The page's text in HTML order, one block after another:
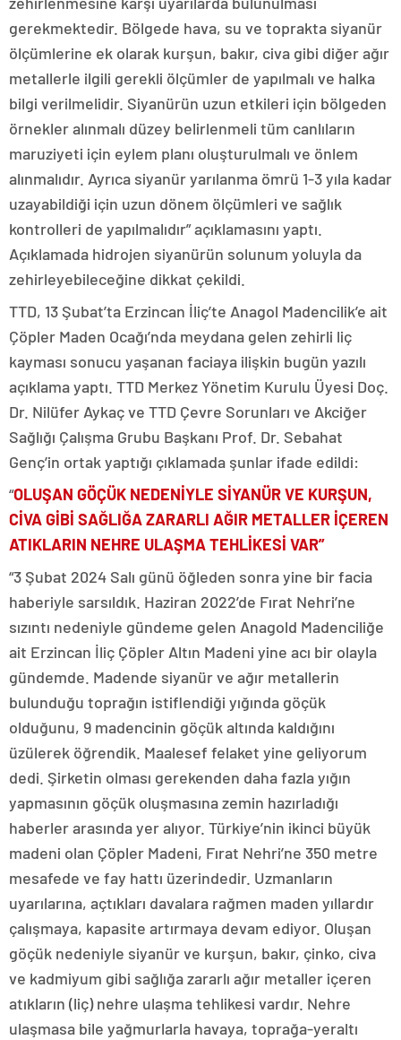
gerekmektedir. Bölgede hava, su ve toprakta siyanür
ölçümlerine ek olarak kurşun, bakır, civa gibi diğer ağır
metallerle ilgili gerekli ölçümler de yapılmalı ve halka
bilgi verilmelidir. Siyanürün uzun etkileri için bölgeden
örnekler alınmalı düzey belirlenmeli tüm canlıların
maruziyeti için eylem planı oluşturulmalı ve önlem
alınmalıdır. Ayrıca siyanür yarılanma ömrü 1-3 yıla kadar
uzayabildiği için uzun dönem ölçümleri ve sağlık
kontrolleri de yapılmalıdır” açıklamasını yaptı.
Açıklamada hidrojen siyanürün solunum yoluyla da
zehirleyebileceğine dikkat çekildi.
TTD, 13 Şubat’ta Erzincan İliç’te Anagol Madencilik’e ait
Çöpler Maden Ocağı’nda meydana gelen zehirli liç
kayması sonucu yaşanan faciaya ilişkin bugün yazılı
açıklama yaptı. TTD Merkez Yönetim Kurulu Üyesi Doç.
Dr. Nilüfer Aykaç ve TTD Çevre Sorunları ve Akciğer
Sağlığı Çalışma Grubu Başkanı Prof. Dr. Sebahat
Genç’in ortak yaptığı çıklamada şunlar ifade edildi:
“OLUŞAN GÖÇÜK NEDENİYLE SİYANÜR VE KURŞUN,
CİVA GİBİ SAĞLIĞA ZARARLI AĞIR METALLER İÇEREN
ATIKLARIN NEHRE ULAŞMA TEHLİKESİ VAR”
“3 Şubat 2024 Salı günü öğleden sonra yine bir facia
haberiyle sarsıldık. Haziran 2022’de Fırat Nehri’ne
sızıntı nedeniyle gündeme gelen Anagold Madenciliğe
ait Erzincan İliç Çöpler Altın Madeni yine acı bir olayla
gündemde. Madende siyanür ve ağır metallerin
bulunduğu toprağın istiflendiği yığında göçük
olduğunu, 9 madencinin göçük altında kaldığını
üzülerek öğrendik. Maalesef felaket yine geliyorum
dedi. Şirketin olması gerekenden daha fazla yığın
yapmasının göçük oluşmasına zemin hazırladığı
haberler arasında yer alıyor. Türkiye’nin ikinci büyük
madeni olan Çöpler Madeni, Fırat Nehri’ne 350 metre
mesafede ve fay hattı üzerindedir. Uzmanların
uyarılarına, açtıkları davalara rağmen maden yıllardır
çalışmaya, kapasite artırmaya devam ediyor. Oluşan
göçük nedeniyle siyanür ve kurşun, bakır, çinko, civa
ve kadmiyum gibi sağlığa zararlı ağır metaller içeren
atıkların (liç) nehre ulaşma tehlikesi vardır. Nehre
ulaşmasa bile yağmurlarla havaya, toprağa-yeraltı